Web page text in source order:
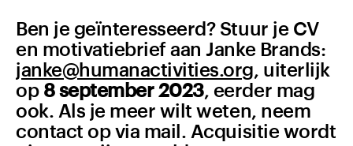
Ben je geïnteresseerd? Stuur je CV
en motivatiebrief aan Janke Brands:
janke@humanactivities.org, uiterlijk
op 8 september 2023, eerder mag
ook. Als je meer wilt weten, neem
contact op via mail. Acquisitie wordt